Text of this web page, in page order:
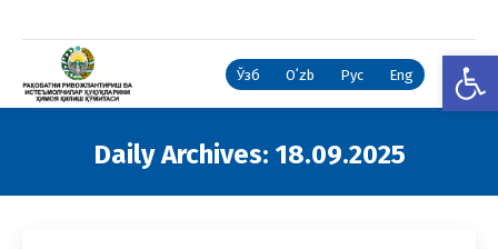
Ўзб Oʻzb Рус Eng
Daily Archives: 18.09.2025